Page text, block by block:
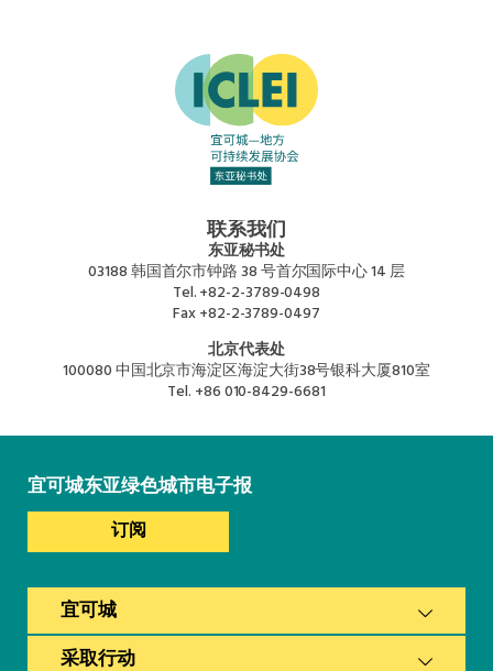
联系我们
东亚秘书处
03188 韩国首尔市钟路 38 号首尔国际中心 14 层
Tel.+82-2-3789-0498
Fax+82-2-3789-0497
北京代表处
100080 中国北京市海淀区海淀大街38号银科大厦810室
Tel. +86 010-8429-6681
宜可城东亚绿色城市电子报
订阅
宜可城
采取行动